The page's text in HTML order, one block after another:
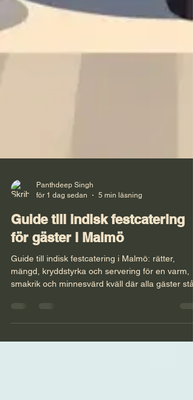
för 1 dag sedan
5 min läsning
Guide till indisk festcatering
för gäster i Malmö
Guide till indisk festcatering i Malmö: rätter,
mängd, kryddstyrka och servering för en varm,